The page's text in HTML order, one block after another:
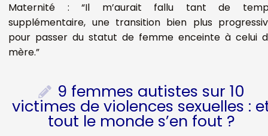
Maternité : “Il m’aurait fallu tant de
supplémentaire, une transition bien plus
pour passer du statut de femme enceinte à celui
mère.”
9 femmes autistes sur 10
victimes de violences sexuelles :
tout le monde s’en fout ?